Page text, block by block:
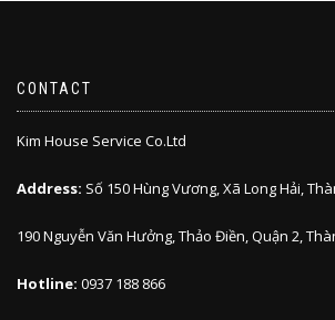
CONTACT
Kim House Service Co.Ltd
Address: Số 150 Hùng Vương, Xã Long Hải,
190 Nguyễn Văn Hưởng, Thảo Điền, Quận 2,
Hotline: 0937 188 866